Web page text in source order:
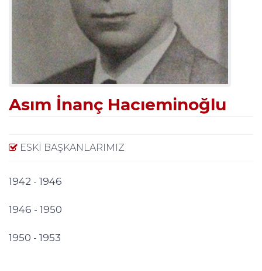
Asım İnanç Hacıeminoğlu
ESKI BAŞKANLARIMIZ
1942 - 1946
1946 - 1950
1950 - 1953